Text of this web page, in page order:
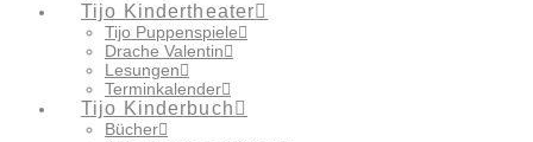
Tijo Kindertheater
Tijo Puppenspiele
Drache Valentin
Lesungen
Terminkalender
Tijo Kinderbuch
Bücher